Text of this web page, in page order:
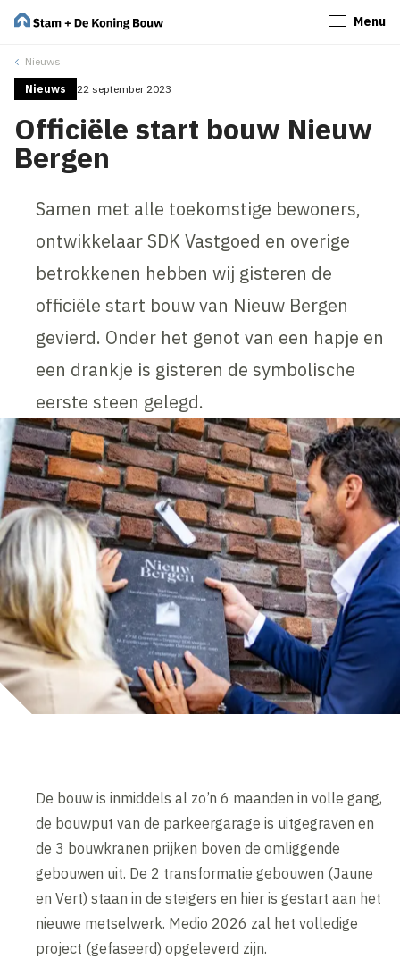
Menu
Nieuws
Nieuws 22 september 2023
Officiële start bouw Nieuw
Bergen
Samen met alle toekomstige bewoners,
ontwikkelaar SDK Vastgoed en overige
betrokkenen hebben wij gisteren de
officiële start bouw van Nieuw Bergen
gevierd. Onder het genot van een hapje en
een drankje is gisteren de symbolische
eerste steen gelegd.
De bouw is inmiddels al zo’n 6 maanden in volle gang,
de bouwput van de parkeergarage is uitgegraven en
de 3 bouwkranen prijken boven de omliggende
gebouwen uit. De 2 transformatie gebouwen (Jaune
en Vert) staan in de steigers en hier is gestart aan het
nieuwe metselwerk. Medio 2026 zal het volledige
project (gefaseerd) opgeleverd zijn.
Sluiten